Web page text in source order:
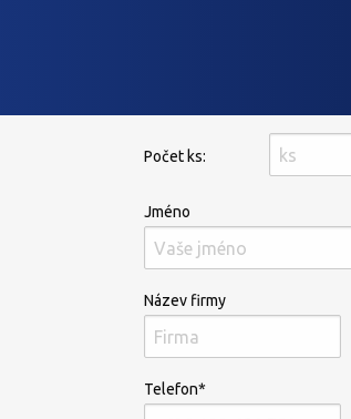
Počet ks:
Jméno
Název firmy
Telefon*